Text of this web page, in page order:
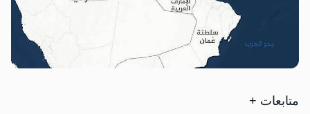
متابعات +